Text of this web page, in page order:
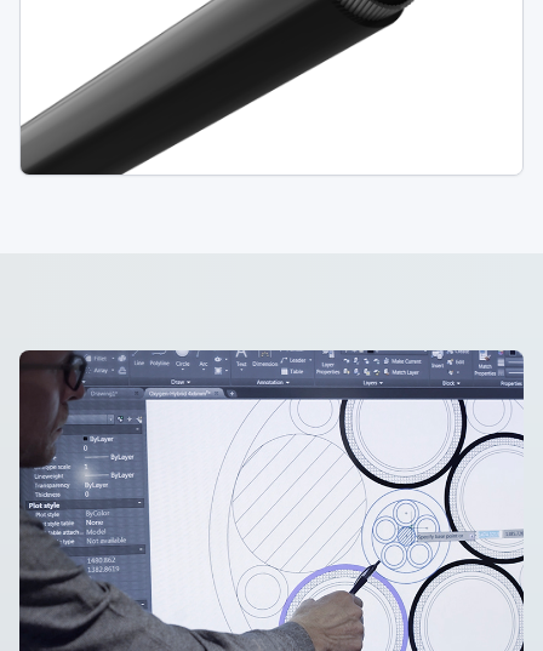
TXRE 20(24)kV
Missing Description in PIM.